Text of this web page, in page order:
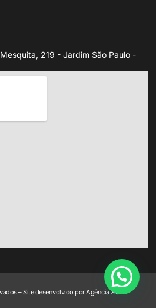
219 - Jardim São Paulo -
– Site desenvolvido por Agência X3